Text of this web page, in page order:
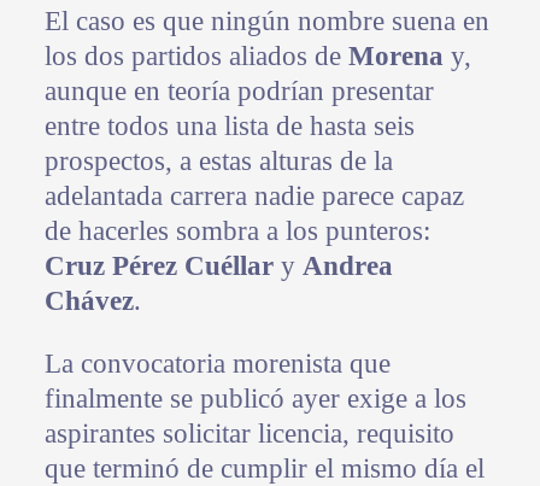
El caso es que ningún nombre suena en
los dos partidos aliados de Morena y,
aunque en teoría podrían presentar
entre todos una lista de hasta seis
prospectos, a estas alturas de la
adelantada carrera nadie parece capaz
de hacerles sombra a los punteros:
Cruz Pérez Cuéllary Andrea
Chávez.
La convocatoria morenista que
finalmente se publicó ayer exige a los
aspirantes solicitar licencia, requisito
que terminó de cumplir el mismo día el